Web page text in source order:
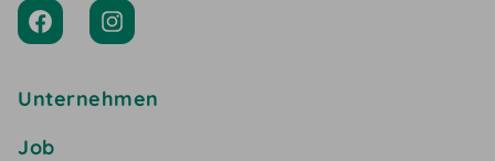
Unternehmen
Job